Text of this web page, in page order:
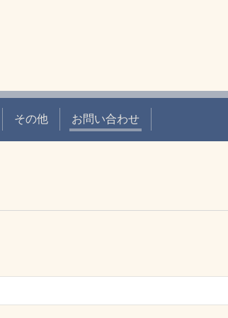
その他 お問い合わせ